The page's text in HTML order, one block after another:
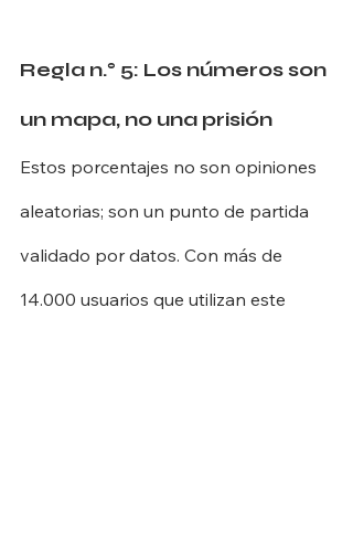
Regla n.° 5: Los números son
un mapa, no una prisión
Estos porcentajes no son opiniones
aleatorias; son un punto de partida
validado por datos. Con más de
14.000 usuarios que utilizan este